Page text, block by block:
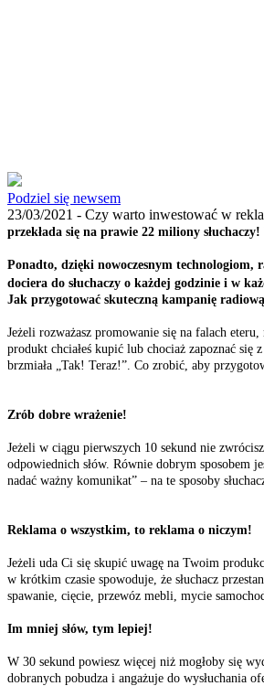
Podziel się newsem
23/03/2021 - Czy warto inwestować w
przekłada się na prawie 22 miliony
Ponadto, dzięki nowoczesnym
dociera do słuchaczy o każdej godzinie i w
Jak przygotować skuteczną kampanię
Jeżeli rozważasz promowanie się na falach
produkt chciałeś kupić lub chociaż zapoznać
brzmiała „Tak! Teraz!”. Co zrobić, aby
Zrób dobre wrażenie!
Jeżeli w ciągu pierwszych 10 sekund nie
odpowiednich słów. Równie dobrym sposobem
nadać ważny komunikat” – na te sposoby
Reklama o wszystkim, to reklama o niczym!
Jeżeli uda Ci się skupić uwagę na Twoim
w krótkim czasie spowoduje, że słuchacz
spawanie, cięcie, przewóz mebli, mycie
Im mniej słów, tym lepiej!
W 30 sekund powiesz więcej niż mogłoby się
dobranych pobudza i angażuje do wysłuchania